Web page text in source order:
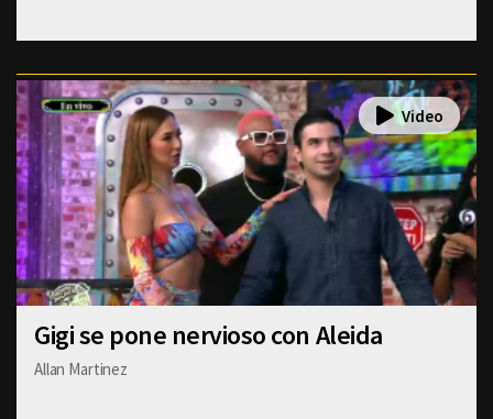
Gigi se pone nervioso con Aleida
Allan Martinez